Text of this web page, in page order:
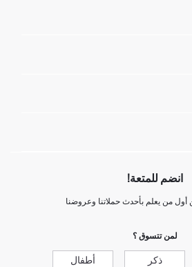
؟
انضم للمتعة!
من يعلم بأحدث حملاتنا وعروضنا
لمن تتسوق ؟
ذكر أطفال